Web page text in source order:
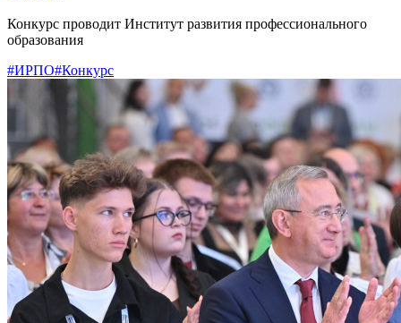
Конкурс проводит Институт развития профессионального
образования
#ИРПО#Конкурс